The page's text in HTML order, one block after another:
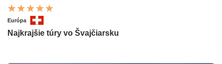
Európa
Najkrajšie túry vo Švajčiarsku